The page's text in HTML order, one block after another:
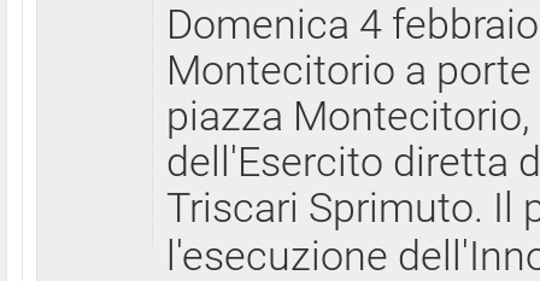
Domenica 4
Montecitorio a
piazza
dell'Esercito diretta
Triscari Sprimuto. Il
l'esecuzione